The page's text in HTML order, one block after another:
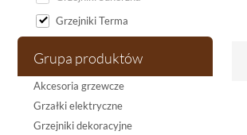
Grzejniki Terma
Grupa produktów
Akcesoria grzewcze
Grzałki elektryczne
Grzejniki dekoracyjne